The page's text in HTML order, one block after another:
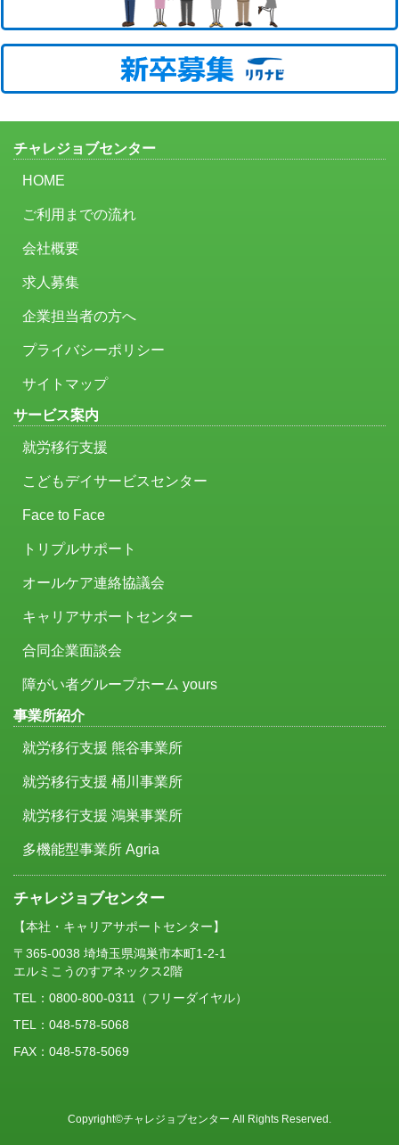
チャレジョブセンター
HOME
ご利用までの流れ
会社概要
求人募集
企業担当者の方へ
プライバシーポリシー
サイトマップ
サービス案内
就労移行支援
こどもデイサービスセンター
Face to Face
トリプルサポート
オールケア連絡協議会
キャリアサポートセンター
合同企業面談会
障がい者グループホーム yours
事業所紹介
就労移行支援 熊谷事業所
就労移行支援 桶川事業所
就労移行支援 鴻巣事業所
多機能型事業所 Agria
チャレジョブセンター
【本社・キャリアサポートセンター】
〒365-0038 埼埼玉県鴻巣市本町1-2-1
エルミこうのすアネックス2階
TEL： 0800-800-0311
（フリーダイヤル）
TEL：048-578-5068
FAX：048-578-5069
Copyright©チャレジョブセンター All Rights Reserved.